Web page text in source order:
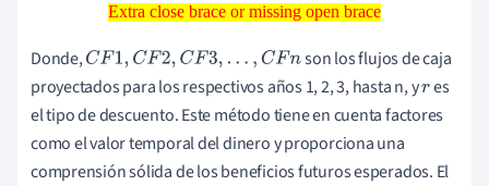
Extra close brace or missing open brace
Extra close brace or missing open brace
Donde,CF1,CF2,CF3,…,CFn
son los flujos de caja
proyectados para los respectivos años 1, 2, 3, hasta n, yr es
el tipo de descuento. Este método tiene en cuenta factores
como el valor temporal del dinero y proporciona una
comprensión sólida de los beneficios futuros esperados. El